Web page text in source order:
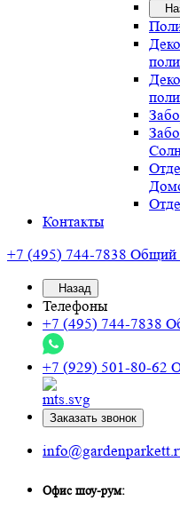
Контакты
+7 (495) 744-7838 Общий
Назад
Телефоны
+7 (495) 744-7838
+7 (929) 501-80-62
Заказать звонок
Офис шоу-рум: